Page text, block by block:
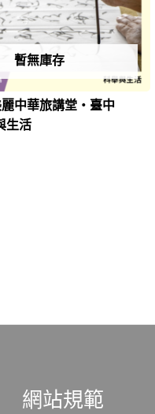
暫無庫存
中華旅講堂‧臺中
生活
網站規範